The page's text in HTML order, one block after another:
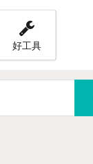
好工具